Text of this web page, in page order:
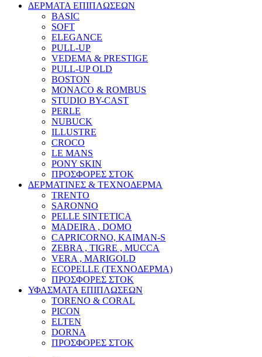
ΔΕΡΜΑΤΑ ΕΠΙΠΛΩΣΕΩΝ
BASIC
SOFT
ELEGANCE
PULL-UP
VEDEMA & PRESTIGE
PULL-UP OLD
BOSTON
MONACO & ROMBUS
STUDIO BY-CAST
PERLE
NUBUCK
ILLUSTRE
CROCO
LE MANS
PONY SKIN
ΠΡΟΣΦΟΡΕΣ ΣΤΟΚ
ΔΕΡΜΑΤΙΝΕΣ & ΤΕΧΝΟΔΕΡΜΑ
TRENTO
SARONNO
PELLE SINTETICA
MADEIRA , DOMO
CAPRICORNO, KAIMAN-S
ZEBRA , TIGRE , MUCCA
VERA , MARIGOLD
ECOPELLE (ΤΕΧΝΟΔΕΡΜΑ)
ΠΡΟΣΦΟΡΕΣ ΣΤΟΚ
ΥΦΑΣΜΑΤΑ ΕΠΙΠΛΩΣΕΩΝ
TORENO & CORAL
PICON
ELTEN
DORNA
ΠΡΟΣΦΟΡΕΣ ΣΤΟΚ